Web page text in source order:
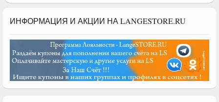
ИНФОРМАЦИЯ И АКЦИИ НА LANGESTORE.RU